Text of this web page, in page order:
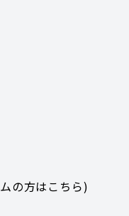
の方はこちら)